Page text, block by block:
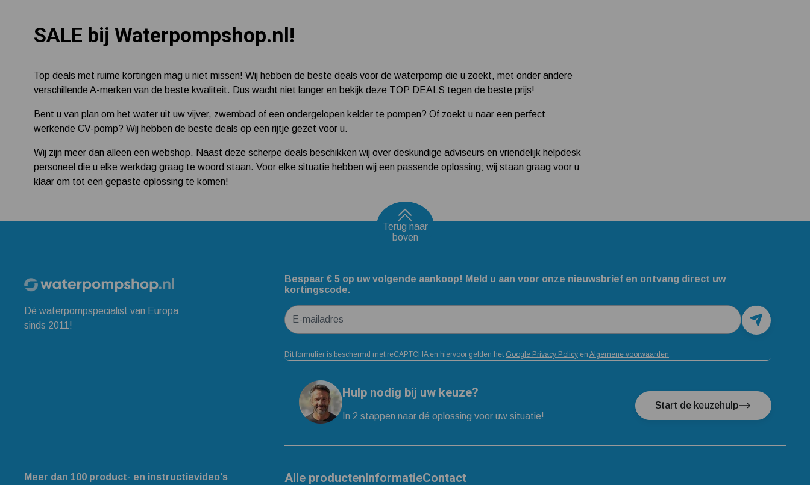
SALE bij Waterpompshop.nl!
Top deals met ruime kortingen mag u niet missen! Wij hebben de beste deals voor de waterpomp die u zoekt, met onder andere
verschillende A-merken van de beste kwaliteit. Dus wacht niet langer en bekijk deze TOP DEALS tegen de beste prijs!
Bent u van plan om het water uit uw vijver, zwembad of een ondergelopen kelder te pompen? Of zoekt u naar een perfect
werkende CV-pomp? Wij hebben de beste deals op een rijtje gezet voor u.
Wij zijn meer dan alleen een webshop. Naast deze scherpe deals beschikken wij over deskundige adviseurs en vriendelijk helpdesk
personeel die u elke werkdag graag te woord staan. Voor elke situatie hebben wij een passende oplossing; wij staan graag voor u
klaar om tot een gepaste oplossing te komen!
Terug naar
boven
Dé waterpompspecialist van Europa
sinds 2011!
Bespaar € 5 op uw volgende aankoop! Meld u aan voor onze nieuwsbrief en ontvang direct uw
kortingscode.
E-mailadres
Dit formulier is beschermd met reCAPTCHA en hiervoor gelden het Google Privacy Policy en Algemene voorwaarden.
Hulp nodig bij uw keuze?
In 2 stappen naar dé oplossing voor uw situatie!
Start de keuzehulp
Meer dan 100 product- en instructievideo's Alle productenInformatieContact